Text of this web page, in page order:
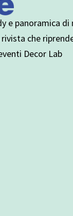
e panoramica
che
Decor Lab